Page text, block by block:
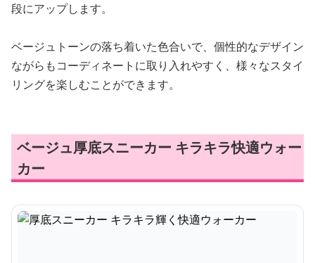
段にアップします。
ベージュトーンの落ち着いた色合いで、個性的なデザイン
ながらもコーディネートに取り入れやすく、様々なスタイ
リングを楽しむことができます。
ベージュ厚底スニーカー キラキラ快適ウォー
カー